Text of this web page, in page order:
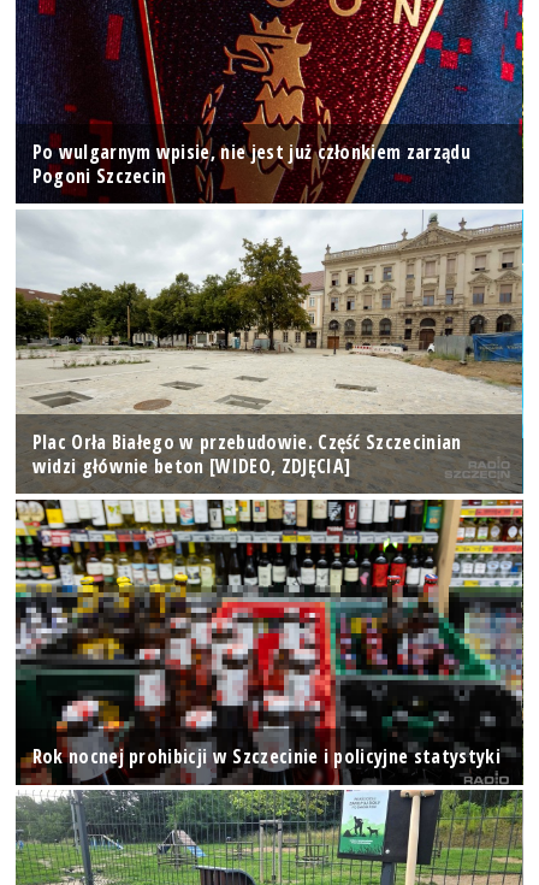
Po wulgarnym wpisie, nie jest już członkiem zarządu
Pogoni Szczecin
Plac Orła Białego w przebudowie. Część Szczecinian
widzi głównie beton [WIDEO, ZDJĘCIA]
Rok nocnej prohibicji w Szczecinie i policyjne statystyki